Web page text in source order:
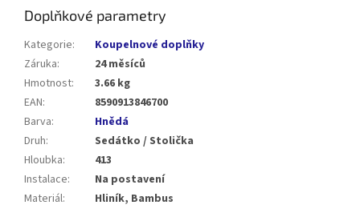
Doplňkové parametry
Kategorie:
Koupelnové doplňky
Záruka:
24 měsíců
Hmotnost:
3.66 kg
EAN:
8590913846700
Barva:
Hnědá
Druh:
Sedátko / Stolička
Hloubka:
413
Instalace:
Na postavení
Materiál:
Hliník, Bambus